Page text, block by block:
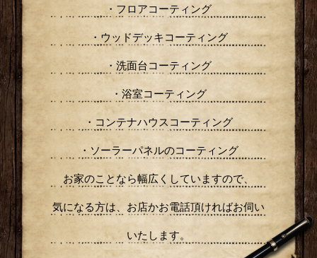
・フロアコーティング
・ウッドデッキコーティング
・洗面台コーティング
・浴室コーティング
・コンテナハウスコーティング
・ソーラーパネルのコーティング
お家のことなら幅広くしていますので、
気になる方は、お店かお電話頂ければお伺い
いたします。